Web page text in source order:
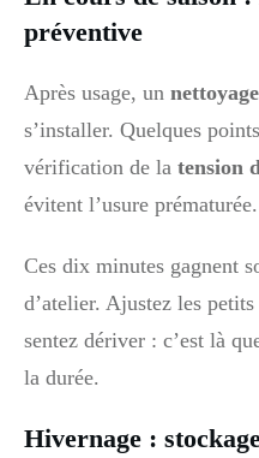
préventive
Après usage, un nettoyage
s’installer. Quelques
vérification de la tension
évitent l’usure prématurée.
Ces dix minutes gagnent
d’atelier. Ajustez les petits
sentez dériver : c’est là
la durée.
Hivernage :